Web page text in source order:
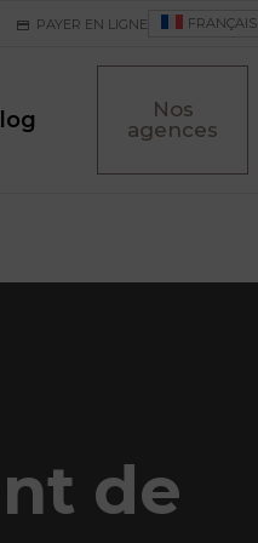
PAYER EN LIGNE FRANÇAIS
Nos
agences
de